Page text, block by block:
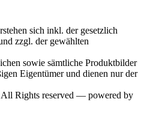
sich inkl. der gesetzlich
zzgl. der gewählten
sowie sämtliche Produktbilder
Eigentümer und dienen nur der
Rights reserved — powered by